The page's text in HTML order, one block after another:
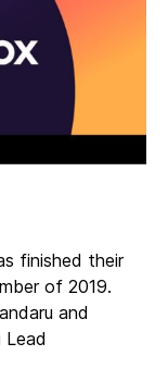
finished their
of 2019.
and
Lead